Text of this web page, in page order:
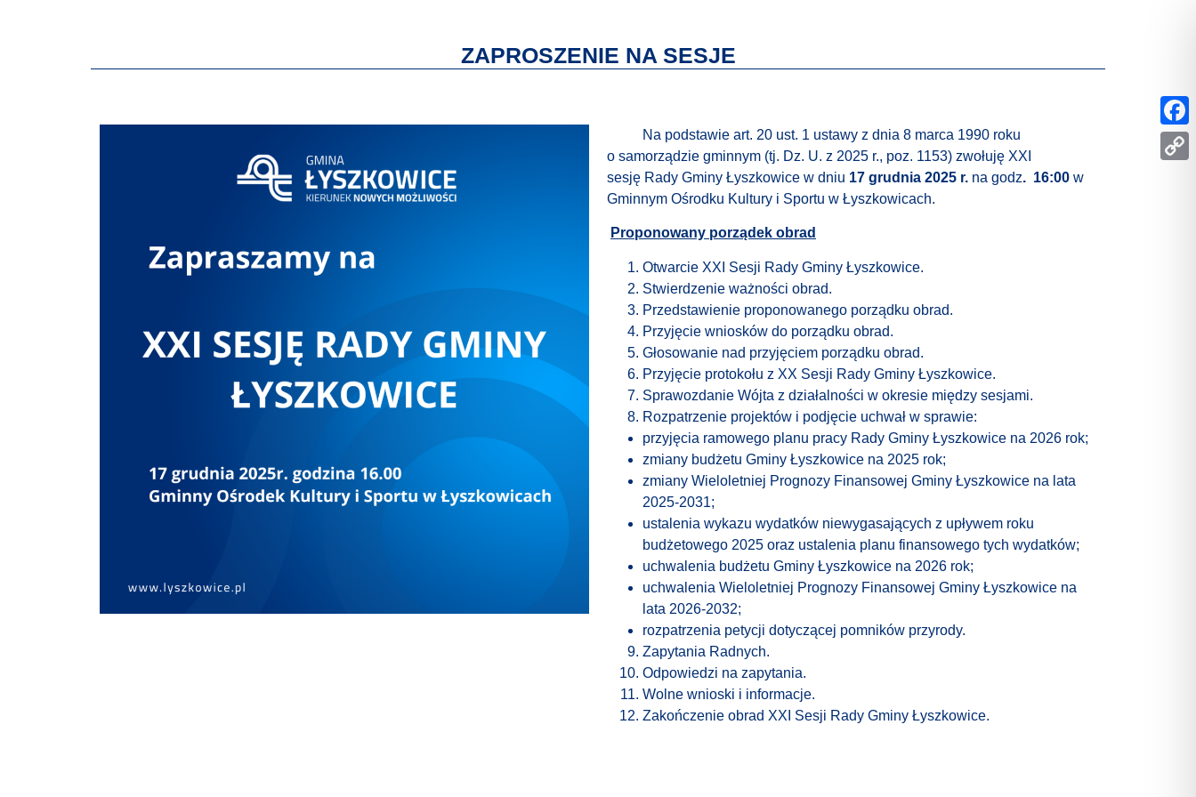
ZAPROSZENIE NA SESJE
Na podstawie art. 20 ust. 1 ustawy z dnia 8 marca 1990 roku
o samorządzie gminnym (tj. Dz. U. z 2025 r., poz. 1153) zwołuję XXI
sesję Rady Gminy Łyszkowice w dniu 17 grudnia 2025 r. na godz. 16:00 w
Gminnym Ośrodku Kultury i Sportu w Łyszkowicach.
Proponowany porządek obrad
Otwarcie XXI Sesji Rady Gminy Łyszkowice.
Stwierdzenie ważności obrad.
Przedstawienie proponowanego porządku obrad.
Przyjęcie wniosków do porządku obrad.
Głosowanie nad przyjęciem porządku obrad.
Przyjęcie protokołu z XX Sesji Rady Gminy Łyszkowice.
Sprawozdanie Wójta z działalności w okresie między sesjami.
Rozpatrzenie projektów i podjęcie uchwał w sprawie:
przyjęcia ramowego planu pracy Rady Gminy Łyszkowice na 2026 rok;
zmiany budżetu Gminy Łyszkowice na 2025 rok;
zmiany Wieloletniej Prognozy Finansowej Gminy Łyszkowice na lata
2025-2031;
ustalenia wykazu wydatków niewygasających z upływem roku
budżetowego 2025 oraz ustalenia planu finansowego tych wydatków;
uchwalenia budżetu Gminy Łyszkowice na 2026 rok;
uchwalenia Wieloletniej Prognozy Finansowej Gminy Łyszkowice na
lata 2026-2032;
rozpatrzenia petycji dotyczącej pomników przyrody.
Zapytania Radnych.
Odpowiedzi na zapytania.
Wolne wnioski i informacje.
Zakończenie obrad XXI Sesji Rady Gminy Łyszkowice.